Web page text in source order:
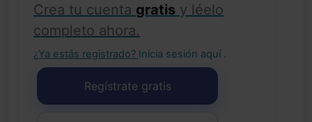
Crea tu cuenta gratis y léelo
completo ahora.
¿Ya estás registrado? Inicia sesión aquí .
Regístrate gratis